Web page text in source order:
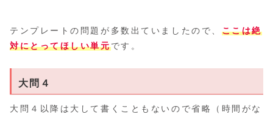
テンプレートの問題が多数出ていましたので、 ここは絶
対にとってほしい単元です。
大問４
大問４以降は大して書くこともないので省略（時間がな